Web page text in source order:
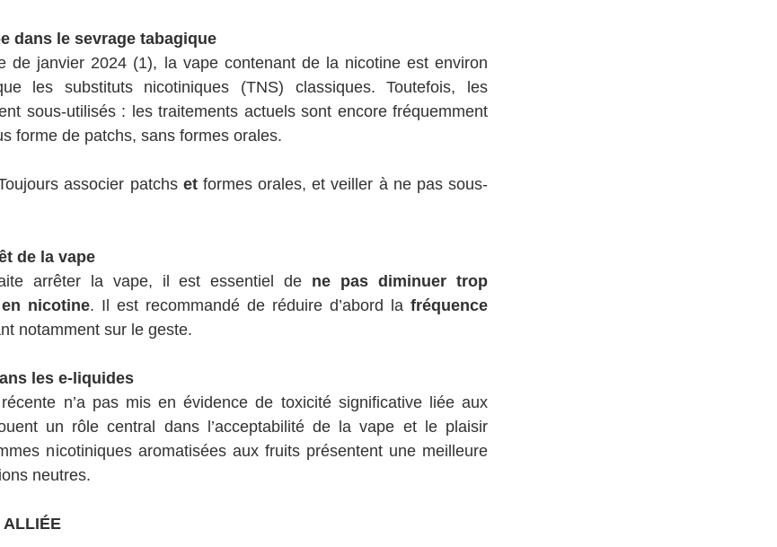
dans le sevrage tabagique
les substituts nicotiniques (TNS) classiques. Toutefois, les
sous-utilisés : les traitements actuels sont encore fréquemment
forme de patchs, sans formes orales.
associer patchs et formes orales, et veiller à ne pas sous-
de la vape
arrêter la vape, il est essentiel de ne pas diminuer trop
nicotine. Il est recommandé de réduire d’abord la fréquence
notamment sur le geste.
les e-liquides
n’a pas mis en évidence de toxicité significative liée aux
un rôle central dans l’acceptabilité de la vape et le plaisir
nicotiniques aromatisées aux fruits présentent une meilleure
neutres.
ALLIÉE